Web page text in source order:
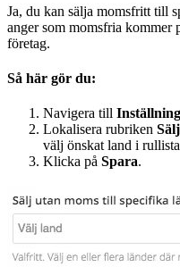
Ja, du kan sälja momsfritt till
anger som momsfria kommer
företag.
Så här gör du:
Navigera till
Lokalisera rubriken
välj önskat land i
Klicka på Spara.